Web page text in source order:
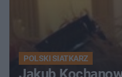
POLSKI SIATKARZ